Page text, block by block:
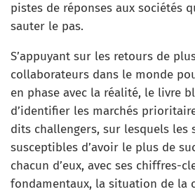
pistes de réponses aux sociétés
sauter le pas.
S’appuyant sur les retours de
collaborateurs dans le monde
en phase avec la réalité, le livre
d’identifier les marchés
dits challengers, sur lesquels les
susceptibles d’avoir le plus de
chacun d’eux, avec ses chiffres-
fondamentaux, la situation de la